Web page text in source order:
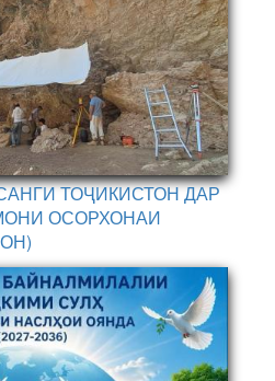
ТОҶИКИСТОН ДАР
ОСОРХОНАИ